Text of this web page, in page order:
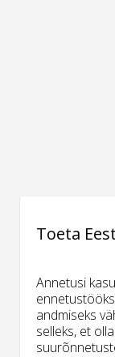
Toeta
Annetusi
andmiseks
selleks, et